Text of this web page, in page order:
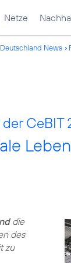
Netze
News
CeBIT
Leben
die
des
zu